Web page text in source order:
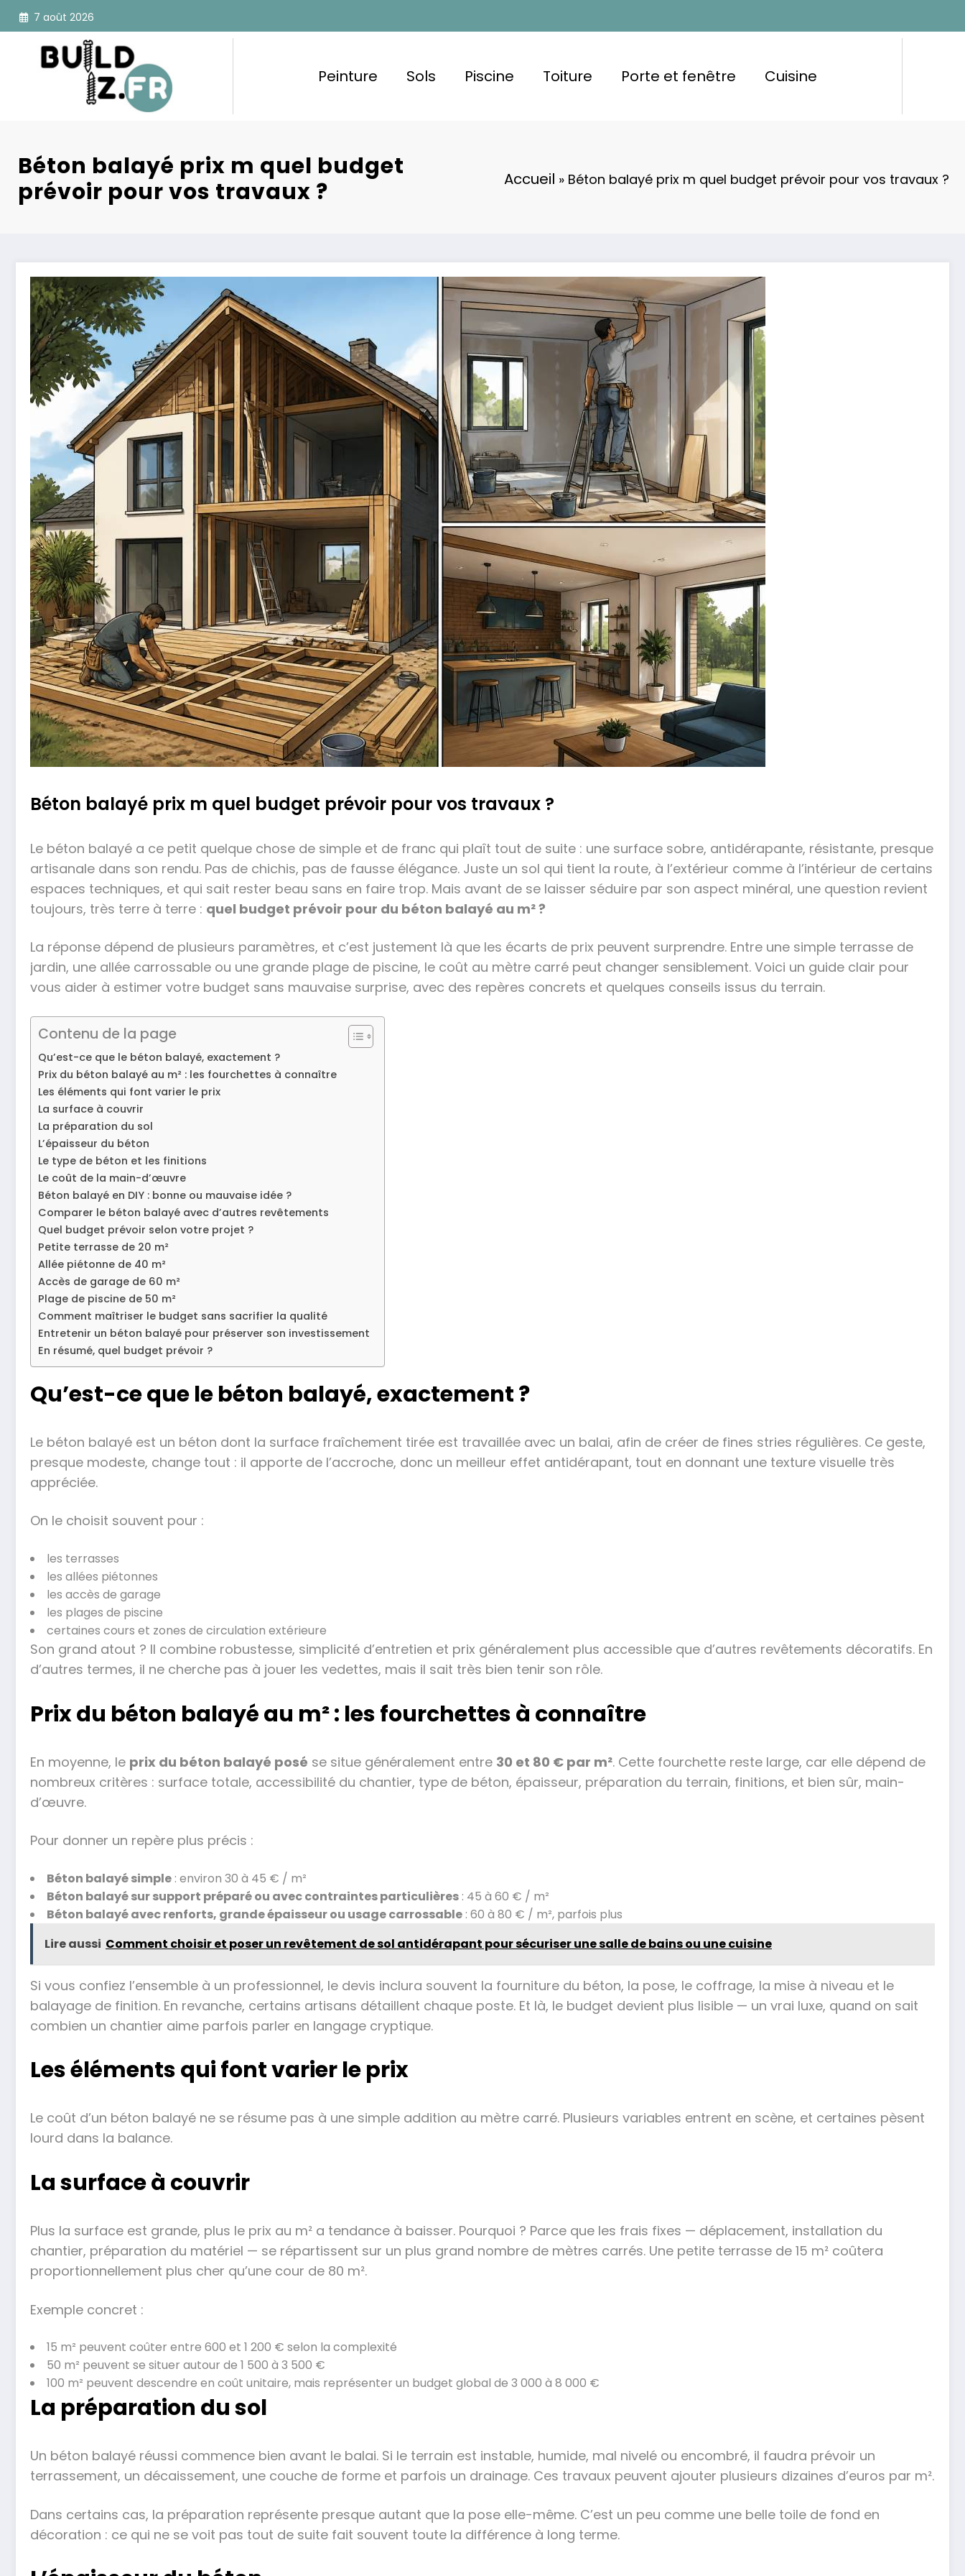
Aller
contenu
7 août 2026
Peinture Sols Piscine Toiture Porte et fenêtre Cuisine
Béton balayé prix m quel budget
prévoir pour vos travaux ?
Accueil » Béton balayé prix m quel budget prévoir pour vos travaux ?
Béton balayé prix m quel budget prévoir pour vos travaux ?
Le béton balayé a ce petit quelque chose de simple et de franc qui plaît tout de suite : une surface sobre, antidérapante, résistante, presque
artisanale dans son rendu. Pas de chichis, pas de fausse élégance. Juste un sol qui tient la route, à l’extérieur comme à l’intérieur de certains
espaces techniques, et qui sait rester beau sans en faire trop. Mais avant de se laisser séduire par son aspect minéral, une question revient
toujours, très terre à terre : quel budget prévoir pour du béton balayé au m² ?
La réponse dépend de plusieurs paramètres, et c’est justement là que les écarts de prix peuvent surprendre. Entre une simple terrasse de
jardin, une allée carrossable ou une grande plage de piscine, le coût au mètre carré peut changer sensiblement. Voici un guide clair pour
vous aider à estimer votre budget sans mauvaise surprise, avec des repères concrets et quelques conseils issus du terrain.
Contenu de la page
Qu’est-ce que le béton balayé, exactement ?
Prix du béton balayé au m² : les fourchettes à connaître
Les éléments qui font varier le prix
La surface à couvrir
La préparation du sol
L’épaisseur du béton
Le type de béton et les finitions
Le coût de la main-d’œuvre
Béton balayé en DIY : bonne ou mauvaise idée ?
Comparer le béton balayé avec d’autres revêtements
Quel budget prévoir selon votre projet ?
Petite terrasse de 20 m²
Allée piétonne de 40 m²
Accès de garage de 60 m²
Plage de piscine de 50 m²
Comment maîtriser le budget sans sacrifier la qualité
Entretenir un béton balayé pour préserver son investissement
En résumé, quel budget prévoir ?
Qu’est-ce que le béton balayé, exactement ?
Le béton balayé est un béton dont la surface fraîchement tirée est travaillée avec un balai, afin de créer de fines stries régulières. Ce geste,
presque modeste, change tout : il apporte de l’accroche, donc un meilleur effet antidérapant, tout en donnant une texture visuelle très
appréciée.
On le choisit souvent pour :
les terrasses
les allées piétonnes
les accès de garage
les plages de piscine
certaines cours et zones de circulation extérieure
Son grand atout ? Il combine robustesse, simplicité d’entretien et prix généralement plus accessible que d’autres revêtements décoratifs. En
d’autres termes, il ne cherche pas à jouer les vedettes, mais il sait très bien tenir son rôle.
Prix du béton balayé au m² : les fourchettes à connaître
En moyenne, le prix du béton balayé posé se situe généralement entre 30 et 80 € par m². Cette fourchette reste large, car elle dépend de
nombreux critères : surface totale, accessibilité du chantier, type de béton, épaisseur, préparation du terrain, finitions, et bien sûr, main-
d’œuvre.
Pour donner un repère plus précis :
Béton balayé simple : environ 30 à 45 € / m²
Béton balayé sur support préparé ou avec contraintes particulières : 45 à 60 € / m²
Béton balayé avec renforts, grande épaisseur ou usage carrossable : 60 à 80 € / m², parfois plus
Lire aussi Comment choisir et poser un revêtement de sol antidérapant pour sécuriser une salle de bains ou une cuisine
Si vous confiez l’ensemble à un professionnel, le devis inclura souvent la fourniture du béton, la pose, le coffrage, la mise à niveau et le
balayage de finition. En revanche, certains artisans détaillent chaque poste. Et là, le budget devient plus lisible — un vrai luxe, quand on sait
combien un chantier aime parfois parler en langage cryptique.
Les éléments qui font varier le prix
Le coût d’un béton balayé ne se résume pas à une simple addition au mètre carré. Plusieurs variables entrent en scène, et certaines pèsent
lourd dans la balance.
La surface à couvrir
Plus la surface est grande, plus le prix au m² a tendance à baisser. Pourquoi ? Parce que les frais fixes — déplacement, installation du
chantier, préparation du matériel — se répartissent sur un plus grand nombre de mètres carrés. Une petite terrasse de 15 m² coûtera
proportionnellement plus cher qu’une cour de 80 m².
Exemple concret :
15 m² peuvent coûter entre 600 et 1 200 € selon la complexité
50 m² peuvent se situer autour de 1 500 à 3 500 €
100 m² peuvent descendre en coût unitaire, mais représenter un budget global de 3 000 à 8 000 €
La préparation du sol
Un béton balayé réussi commence bien avant le balai. Si le terrain est instable, humide, mal nivelé ou encombré, il faudra prévoir un
terrassement, un décaissement, une couche de forme et parfois un drainage. Ces travaux peuvent ajouter plusieurs dizaines d’euros par m².
Dans certains cas, la préparation représente presque autant que la pose elle-même. C’est un peu comme une belle toile de fond en
décoration : ce qui ne se voit pas tout de suite fait souvent toute la différence à long terme.